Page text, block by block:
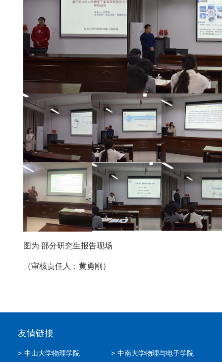
图为 部分研究生报告现场
（审核责任人：黄勇刚）
友情链接
> 中山大学物理学院 > 中南大学物理与电子学院